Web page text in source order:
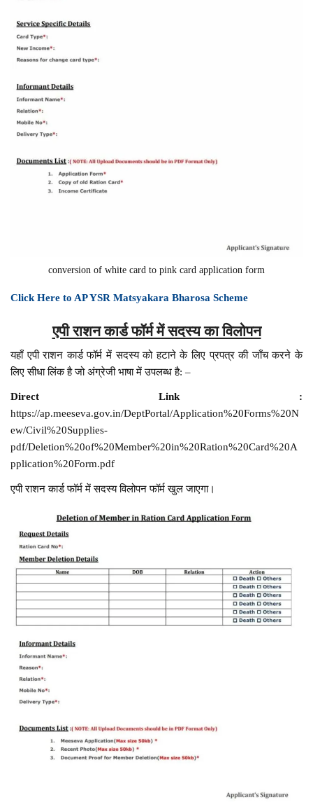
conversion of white card to pink card application form
Click Here to AP YSR Matsyakara Bharosa Scheme
एपी राशन कार्ड फॉर्म में सदस्य का विलोपन
यहाँ एपी राशन कार्ड फॉर्म में सदस्य को हटाने के लिए प्रपत्र की जाँच करने के
लिए सीधा लिंक है जो अंग्रेजी भाषा में उपलब्ध है: –
Direct Link :
https://ap.meeseva.gov.in/DeptPortal/Application%20Forms%20N
ew/Civil%20Supplies-
pdf/Deletion%20of%20Member%20in%20Ration%20Card%20A
pplication%20Form.pdf
एपी राशन कार्ड फॉर्म में सदस्य विलोपन फॉर्म खुल जाएगा।